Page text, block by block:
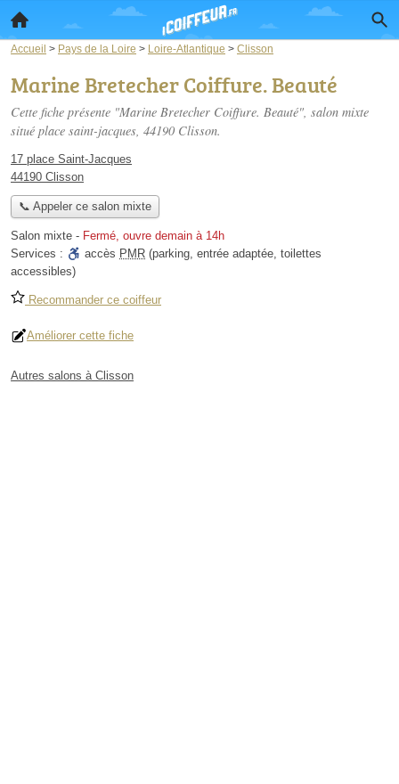
Accueil > Pays de la Loire > Loire-Atlantique > Clisson
Marine Bretecher Coiffure. Beauté
Cette fiche présente "Marine Bretecher Coiffure. Beauté", salon mixte
situé place saint-jacques, 44190 Clisson.
17 place Saint-Jacques
44190 Clisson
📞 Appeler ce salon mixte
Salon mixte - Fermé, ouvre demain à 14h
Services :
accès PMR (parking, entrée adaptée, toilettes
accessibles)
Recommander ce coiffeur
Améliorer cette fiche
Autres salons à Clisson